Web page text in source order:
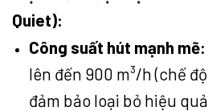
Quiet):
Công suất hút mạnh mẽ:
lên đến 900 m³/h (chế
đảm bảo loại bỏ hiệu